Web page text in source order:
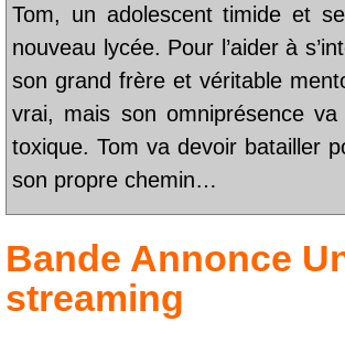
Tom, un adolescent timide et
nouveau lycée. Pour l’aider à
son grand frère et véritable
vrai, mais son omniprésence
toxique. Tom va devoir batailler
son propre chemin…
Bande Annonce
streaming